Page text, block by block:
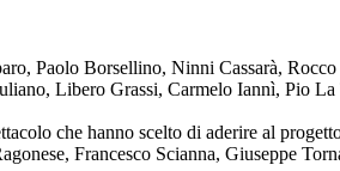
Paolo Borsellino, Ninni Cassarà,
Libero Grassi, Carmelo Iannì, Pio
che hanno scelto di aderire al
Francesco Scianna, Giuseppe